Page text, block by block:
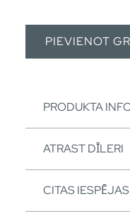
PIEVIENOT
PRODUKTA
ATRAST DĪLERI
CITAS